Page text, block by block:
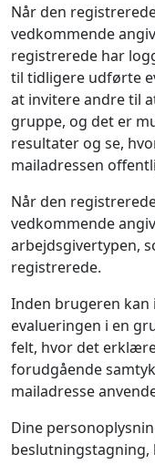
Når den
vedkommende
registrerede har
til tidligere udførte
at invitere andre til
gruppe, og det er
resultater og se,
mailadressen
Når den
vedkommende
arbejdsgivertypen,
registrerede.
Inden brugeren
evalueringen i en
felt, hvor det
forudgående
mailadresse
Dine